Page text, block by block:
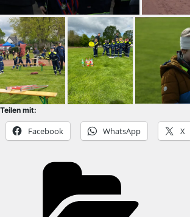
Teilen mit:
Facebook WhatsApp X